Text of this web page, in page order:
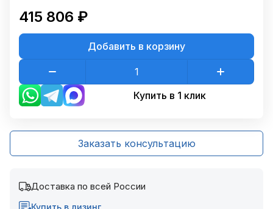
415 806 ₽
Добавить в корзину
Купить в 1 клик
Заказать консультацию
Доставка по всей России